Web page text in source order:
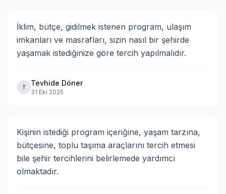
İklim, bütçe, gidilmek istenen program, ulaşım
imkanları ve masrafları, sizin nasıl bir şehirde
yaşamak istediğinize göre tercih yapılmalıdır.
T Tevhide Döner
31 Eki 2025
Kişinin istediği program içeriğine, yaşam tarzına,
bütçesine, toplu taşıma araçlarını tercih etmesi
bile şehir tercihlerini belirlemede yardımcı
olmaktadır.